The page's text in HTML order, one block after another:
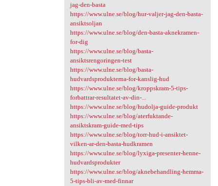
jag-den-basta
https://www.ulne.se/blog/hur-valjer-jag-den-basta-
ansiktsoljan
https://www.ulne.se/blog/den-basta-aknekramen-
for-dig
https://www.ulne.se/blog/basta-
ansiktsrengoringen-test
https://www.ulne.se/blog/basta-
hudvardsprodukterna-for-kanslig-hud
https://www.ulne.se/blog/kroppskram-5-tips-
forbattrar-resultatet-av-din-...
https://www.ulne.se/blog/hudolja-guide-produkt
https://www.ulne.se/blog/aterfuktande-
ansiktskram-guide-med-tips
https://www.ulne.se/blog/torr-hud-i-ansiktet-
vilken-ar-den-basta-hudkramen
https://www.ulne.se/blog/lyxiga-presenter-henne-
hudvardsprodukter
https://www.ulne.se/blog/aknebehandling-hemma-
5-tips-bli-av-med-finnar